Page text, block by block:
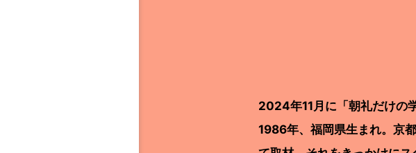
2024年11月に「朝礼だけの
1986年、福岡県生まれ。京